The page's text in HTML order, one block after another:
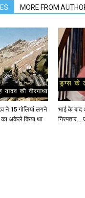
MORE FROM
ने 15 गोलियां लगने
का अकेले किया था
भाई के बाद